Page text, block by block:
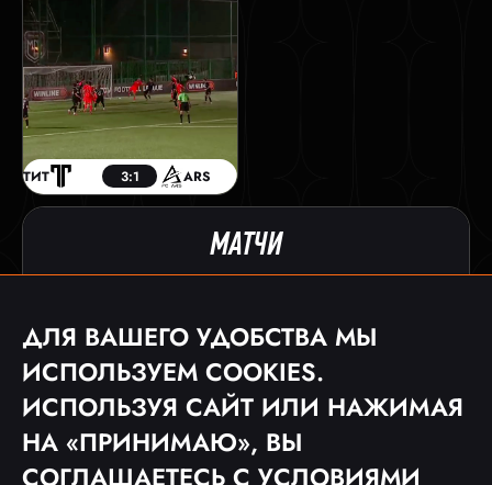
ТИТ 3:1 ARS
МАТЧИ
07.09.25
КЛ 2025
30.08.25
КЛ 2025
27.08.23
MFL 4
0:0
20.08.23
MFL 4
ДЛЯ ВАШЕГО УДОБСТВА МЫ
ИСПОЛЬЗУЕМ COOKIES.
ИСПОЛЬЗУЯ САЙТ ИЛИ НАЖИМАЯ
НА «ПРИНИМАЮ», ВЫ
СОГЛАШАЕТЕСЬ С УСЛОВИЯМИ